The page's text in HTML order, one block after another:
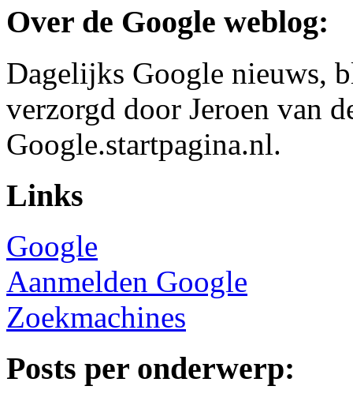
Over de Google weblog:
Dagelijks Google nieuws,
verzorgd door Jeroen van
Google.startpagina.nl.
Links
Google
Aanmelden Google
Zoekmachines
Posts per onderwerp: